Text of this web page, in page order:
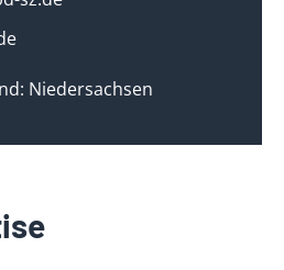
Niedersachsen